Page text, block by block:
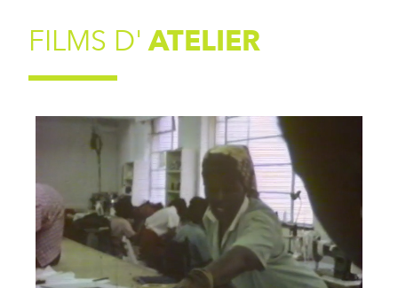
FILMS D' ATELIER